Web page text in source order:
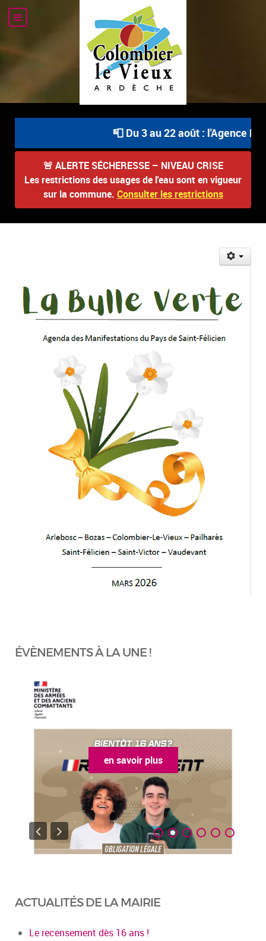
📮 Du 3 au 22 août : l'Agence
🚨 ALERTE SÉCHERESSE – NIVEAU CRISE
Les restrictions des usages de l'eau sont en vigueur
sur la commune. Consulter les restrictions
ÉVÈNEMENTS À LA UNE !
en savoir plus
ACTUALITÉS DE LA MAIRIE
Le recensement dès 16 ans !